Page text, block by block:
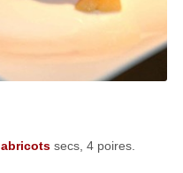
abricotssecs, 4 poires.